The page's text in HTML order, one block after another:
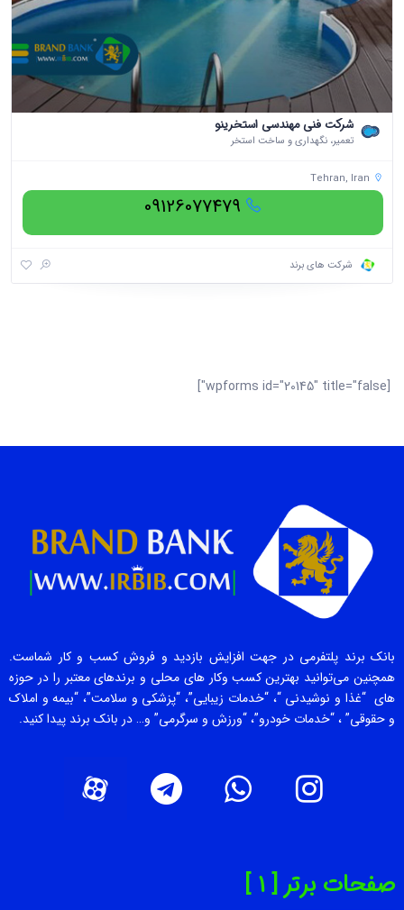
شرکت فنی مهندسی استخرینو
تعمیر، نگهداری و ساخت استخر
Tehran, Iran
09126077479
شرکت های برند
[wpforms id="20145" title="false"]
بانک برند پلتفرمی در جهت افزایش بازدید و فروش کسب و کار شماست.
همچنین می‌توانید بهترین کسب وکار های محلی و برندهای معتبر را در حوزه
های “غذا و نوشیدنی “، “خدمات زیبایی”، “پزشکی و سلامت”، “بیمه و املاک
و حقوقی” ، “خدمات خودرو”، “ورزش و سرگرمی” و… در بانک برند پیدا کنید.
صفحات برتر [ 1 ]